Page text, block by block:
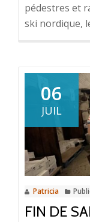
pédestres et
ski nordique,
06
JUIL
Patricia
FIN DE